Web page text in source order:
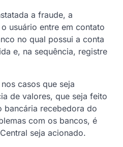
a fraude, a
usuário entre em contato
no qual possui a conta
e, na sequência, registre
casos que seja
de valores, que seja feito
bancária recebedora do
com os bancos, é
seja acionado.